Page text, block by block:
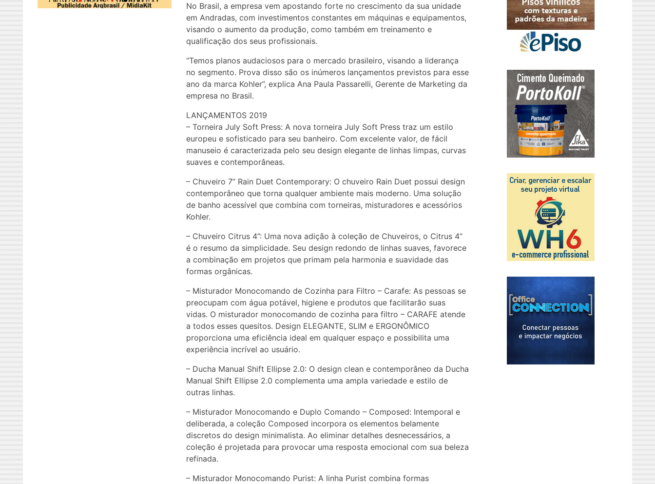
No Brasil, a empresa vem apostando forte no crescimento da sua unidade
em Andradas, com investimentos constantes em máquinas e equipamentos,
visando o aumento da produção, como também em treinamento e
qualificação dos seus profissionais.
“Temos planos audaciosos para o mercado brasileiro, visando a liderança
no segmento. Prova disso são os inúmeros lançamentos previstos para esse
ano da marca Kohler”, explica Ana Paula Passarelli, Gerente de Marketing da
empresa no Brasil.
LANÇAMENTOS 2019
– Torneira July Soft Press: A nova torneira July Soft Press traz um estilo
europeu e sofisticado para seu banheiro. Com excelente valor, de fácil
manuseio é caracterizada pelo seu design elegante de linhas limpas, curvas
suaves e contemporâneas.
– Chuveiro 7” Rain Duet Contemporary: O chuveiro Rain Duet possui design
contemporâneo que torna qualquer ambiente mais moderno. Uma solução
de banho acessível que combina com torneiras, misturadores e acessórios
Kohler.
– Chuveiro Citrus 4”: Uma nova adição à coleção de Chuveiros, o Citrus 4”
é o resumo da simplicidade. Seu design redondo de linhas suaves, favorece
a combinação em projetos que primam pela harmonia e suavidade das
formas orgânicas.
– Misturador Monocomando de Cozinha para Filtro – Carafe: As pessoas se
preocupam com água potável, higiene e produtos que facilitarão suas
vidas. O misturador monocomando de cozinha para filtro – CARAFE atende
a todos esses quesitos. Design ELEGANTE, SLIM e ERGONÔMICO
proporciona uma eficiência ideal em qualquer espaço e possibilita uma
experiência incrível ao usuário.
– Ducha Manual Shift Ellipse 2.0: O design clean e contemporâneo da Ducha
Manual Shift Ellipse 2.0 complementa uma ampla variedade e estilo de
outras linhas.
– Misturador Monocomando e Duplo Comando – Composed: Intemporal e
deliberada, a coleção Composed incorpora os elementos belamente
discretos do design minimalista. Ao eliminar detalhes desnecessários, a
coleção é projetada para provocar uma resposta emocional com sua beleza
refinada.
– Misturador Monocomando Purist: A linha Purist combina formas